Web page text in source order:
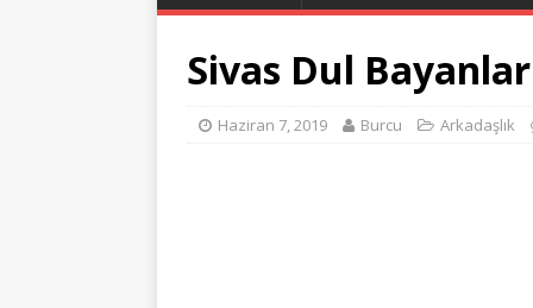
Sivas Dul Bayanlar
Haziran 7, 2019 Burcu Arkadaşlık